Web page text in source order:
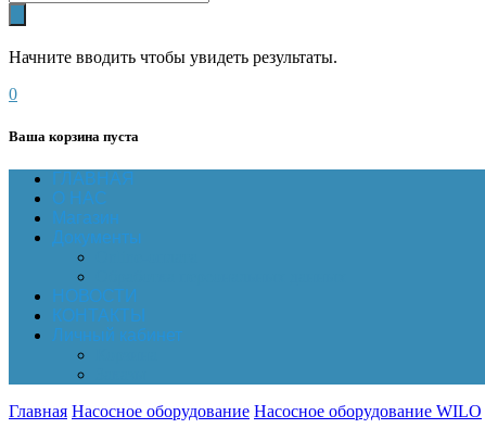
Начните вводить чтобы увидеть результаты.
0
Ваша корзина пуста
ГЛАВНАЯ
О НАС
Магазин
Документы
НОВОСТИ
КОНТАКТЫ
Личный кабинет
Главная Насосное оборудование Насосное оборудование WILO